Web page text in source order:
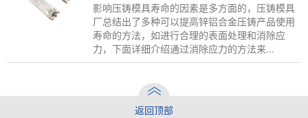
影响压铸模具寿命的因素是多方面的，压铸模具
厂总结出了多种可以提高锌铝合金压铸产品使用
寿命的方法，如进行合理的表面处理和消除应
力，下面详细介绍通过消除应力的方法来...
返回顶部